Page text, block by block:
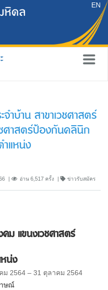
EN
ำบ้าน สาขาเวชศาสตร์
ศาสตร์ป้องกันคลินิก
แหน่ง
อ่าน 6,517 ครั้ง ข่าวรับสมัคร
ม แขนงเวชศาสตร์
น่ง
ม 2564 – 31 ตุลาคม 2564
าษณ์